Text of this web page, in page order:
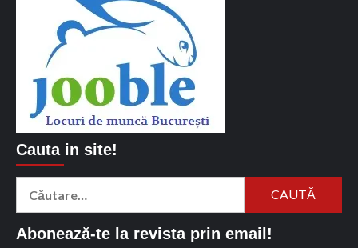
Cauta in site!
Caută
Abonează-te la revista prin email!